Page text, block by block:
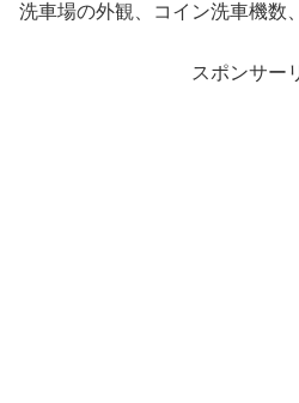
洗車場の外観、コイン洗車機数
スポンサー